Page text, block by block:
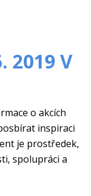
2019 V
o akcích
inspiraci
je prostředek,
spolupráci a